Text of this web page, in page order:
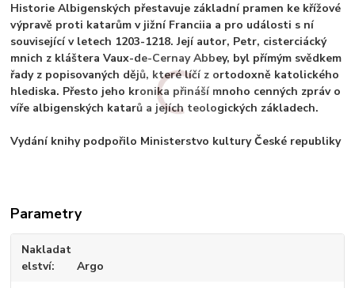
Historie Albigenských přestavuje základní pramen ke křížové
výpravě proti katarům v jižní Franciia a pro události s ní
související v letech 1203-1218. Její autor, Petr, cisterciácký
mnich z kláštera Vaux-de-Cernay Abbey, byl přímým svědkem
řady z popisovaných dějů, které líčí z ortodoxně katolického
hlediska. Přesto jeho kronika přináší mnoho cenných zpráv o
víře albigenských katarů a jejích teologických základech.
Vydání knihy podpořilo Ministerstvo kultury České republiky
Parametry
Nakladat
elství
Argo